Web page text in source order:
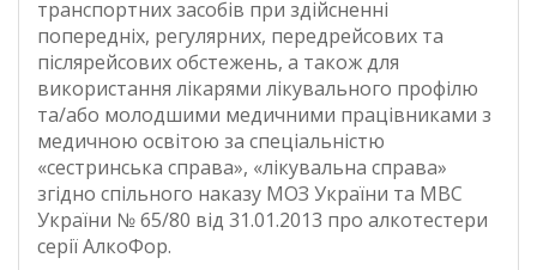
транспортних засобів при здійсненні
попередніх, регулярних, передрейсових та
післярейсових обстежень, а також для
використання лікарями лікувального профілю
та/або молодшими медичними працівниками з
медичною освітою за спеціальністю
«сестринська справа», «лікувальна справа»
згідно спільного наказу МОЗ України та МВС
України № 65/80 від 31.01.2013 про алкотестери
серії АлкоФор.